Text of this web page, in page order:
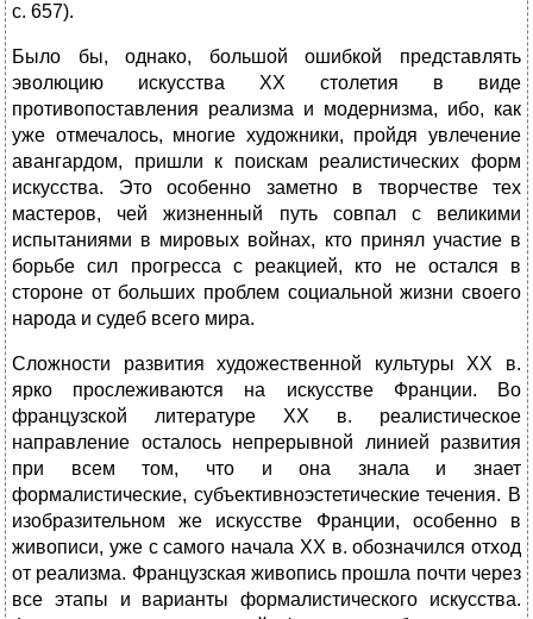
с. 657).
Было бы, однако, большой ошибкой представлять
эволюцию искусства XX столетия в виде
противопоставления реализма и модернизма, ибо, как
уже отмечалось, многие художники, пройдя увлечение
авангардом, пришли к поискам реалистических форм
искусства. Это особенно заметно в творчестве тех
мастеров, чей жизненный путь совпал с великими
испытаниями в мировых войнах, кто принял участие в
борьбе сил прогресса с реакцией, кто не остался в
стороне от больших проблем социальной жизни своего
народа и судеб всего мира.
Сложности развития художественной культуры XX в.
ярко прослеживаются на искусстве Франции. Во
французской литера­туре XX в. реалистическое
направление осталось непрерывной линией развития
при всем том, что и она знала и знает
формалистические, субъективноэстетические течения. В
изобразительном же искусстве Франции, особенно в
живописи, уже с самого начала XX в. обозначился отход
от реализма. Французская живопись прошла почти через
все этапы и варианты формалистического искусства.